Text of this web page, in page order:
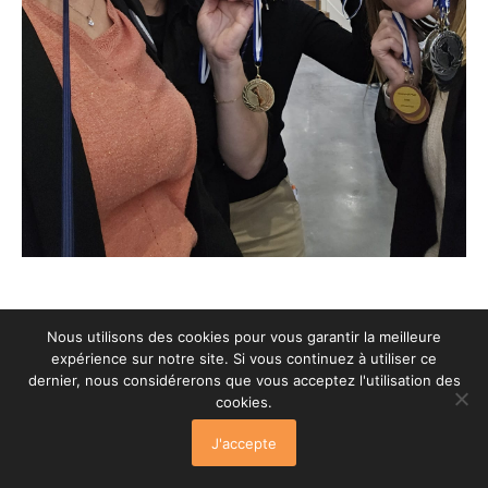
© Celaprod 2016-23 | Réalisation: MozArtsduWeb
Mentions légales
Nous utilisons des cookies pour vous garantir la meilleure
expérience sur notre site. Si vous continuez à utiliser ce
dernier, nous considérerons que vous acceptez l'utilisation des
cookies.
J'accepte